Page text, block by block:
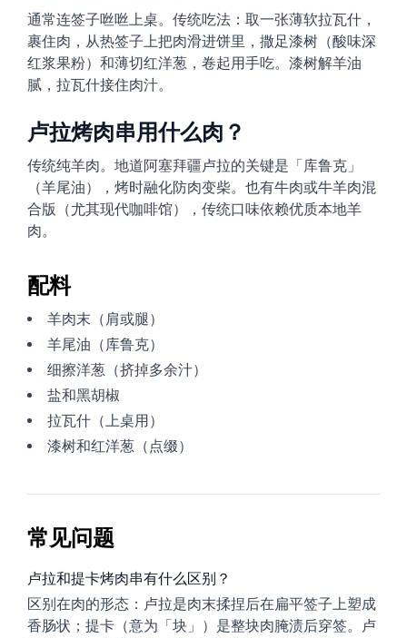
通常连签子咝咝上桌。传统吃法：取一张薄软拉瓦什，
裹住肉，从热签子上把肉滑进饼里，撒足漆树（酸味深
红浆果粉）和薄切红洋葱，卷起用手吃。漆树解羊油
腻，拉瓦什接住肉汁。
卢拉烤肉串用什么肉？
传统纯羊肉。地道阿塞拜疆卢拉的关键是「库鲁克」
（羊尾油），烤时融化防肉变柴。也有牛肉或牛羊肉混
合版（尤其现代咖啡馆），传统口味依赖优质本地羊
肉。
配料
羊肉末（肩或腿）
羊尾油（库鲁克）
细擦洋葱（挤掉多余汁）
盐和黑胡椒
拉瓦什（上桌用）
漆树和红洋葱（点缀）
常见问题
卢拉和提卡烤肉串有什么区别？
区别在肉的形态：卢拉是肉末揉捏后在扁平签子上塑成
香肠状；提卡（意为「块」）是整块肉腌渍后穿签。卢